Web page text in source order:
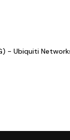
- Ubiquiti